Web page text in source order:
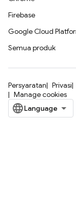
Firebase
Google Cloud
Semua produk
Persyaratan Privasi
Manage cookies